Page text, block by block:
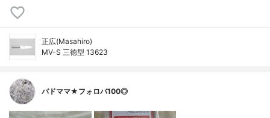
正広(Masahiro)
MV-S 三徳型 13623
バドママ★フォロバ100◎